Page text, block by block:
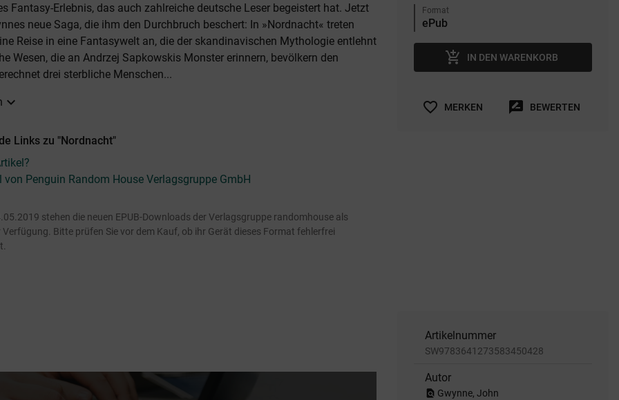
Fantasy-Erlebnis, das auch zahlreiche deutsche Leser begeistert hat. Jetzt
neue Saga, die ihm den Durchbruch beschert: In »Nordnacht« treten
Reise in eine Fantasywelt an, die der skandinavischen Mythologie entlehnt
Wesen, die an Andrzej Sapkowskis Monster erinnern, bevölkern den
drei sterbliche Menschen...
expand_more
Links zu "Nordnacht"
von Penguin Random House Verlagsgruppe GmbH
stehen die neuen EPUB-Downloads der Verlagsgruppe randomhouse als
Verfügung. Bitte prüfen Sie vor dem Kauf, ob ihr Gerät dieses Format fehlerfrei
Format
add_shopping_cart IN DEN WARENKORB
favorite_border MERKEN rate_review BEWERTEN
Artikelnummer
SW9783641273583450428
Autor
find_in_page Gwynne, John